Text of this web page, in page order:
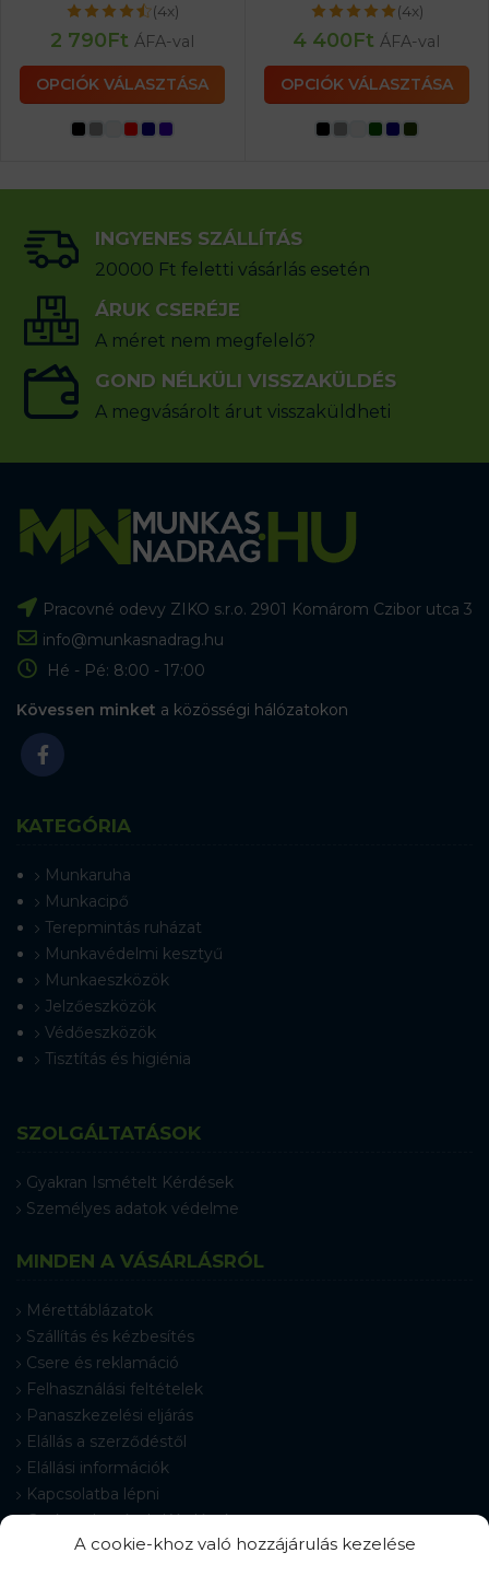
A cookie-khoz való hozzájárulás kezelése
(4x)
2 790Ft ÁFA-val
OPCIÓK VÁLASZTÁSA
(4x)
4 400Ft ÁFA-val
OPCIÓK VÁLASZTÁSA
INGYENES SZÁLLÍTÁS
20000 Ft feletti vásárlás esetén
ÁRUK CSERÉJE
A méret nem megfelelő?
GOND NÉLKÜLI VISSZAKÜLDÉS
A megvásárolt árut visszaküldheti
Pracovné odevy ZIKO s.r.o. 2901 Komárom Czibor utca 3
info@munkasnadrag.hu
Hé - Pé: 8:00 - 17:00
Kövessen minket a közösségi hálózatokon
KATEGÓRIA
Munkaruha
Munkacipő
Terepmintás ruházat
Munkavédelmi kesztyű
Munkaeszközök
Jelzőeszközök
Védőeszközök
Tisztítás és higiénia
SZOLGÁLTATÁSOK
Gyakran Ismételt Kérdések
Személyes adatok védelme
MINDEN A VÁSÁRLÁSRÓL
Mérettáblázatok
Szállítás és kézbesítés
Csere és reklamáció
Felhasználási feltételek
Panaszkezelési eljárás
Elállás a szerződéstől
Elállási információk
Kapcsolatba lépni
Gyakran Ismételt Kérdések
Cookie-beállítások